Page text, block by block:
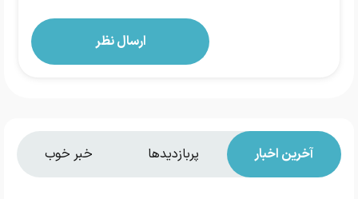
آخرین اخبار پربازدیدها خبر خوب